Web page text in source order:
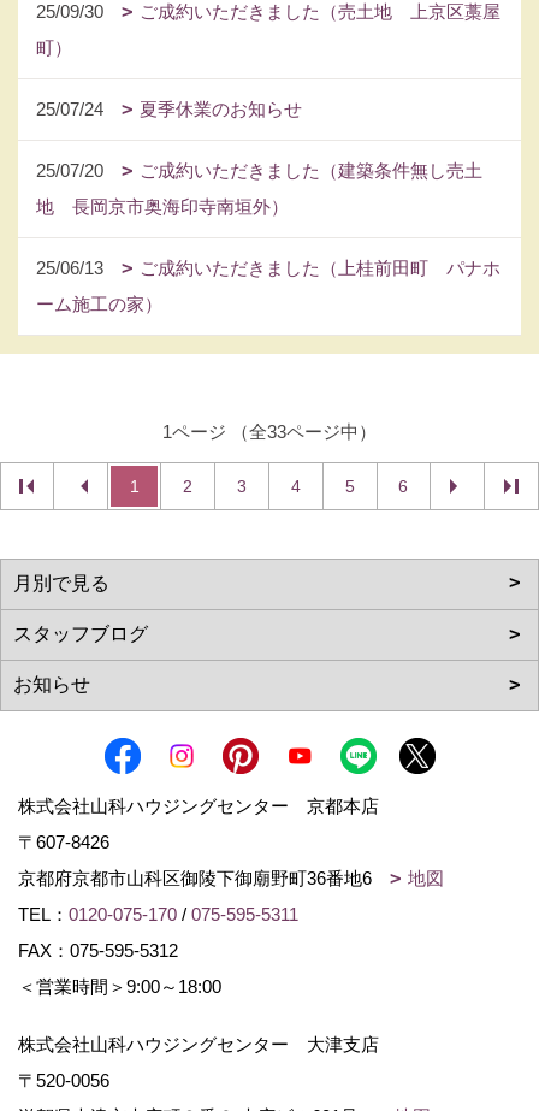
25/09/30
ご成約いただきました（売土地 上京区藁屋
町）
25/07/24 夏季休業のお知らせ
25/07/20
ご成約いただきました（建築条件無し売土
地 長岡京市奥海印寺南垣外）
25/06/13
ご成約いただきました（上桂前田町 パナホ
ーム施工の家）
1ページ （全33ページ中）
1 2 3 4 5 6
株式会社山科ハウジングセンター 京都本店
〒607-8426
京都府京都市山科区御陵下御廟野町36番地6
地図
TEL： 0120-075-170 / 075-595-5311
FAX：075-595-5312
＜営業時間＞9:00～18:00
株式会社山科ハウジングセンター 大津支店
〒520-0056